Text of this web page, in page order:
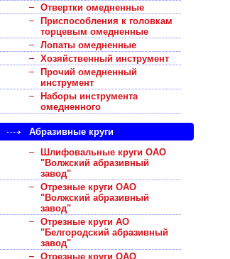
Отвертки омедненные
Приспособления к головкам
торцевым омедненные
Лопаты омедненные
Хозяйственный инструмент
Прочий омедненный
инструмент
Наборы инструмента
омедненного
Абразивные круги
Шлифовальные круги ОАО
"Волжский абразивный
завод"
Отрезные круги ОАО
"Волжский абразивный
завод"
Отрезные круги АО
"Белгородский абразивный
завод"
Отрезные круги ОАО